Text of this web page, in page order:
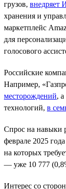
грузов, внедряет
хранения и
маркетплейс
для
голосового
Российские
Например,
месторождений,
технологий, в
Спрос на навыки
феврале 2025
на которых
— уже 10 777
Интерес со